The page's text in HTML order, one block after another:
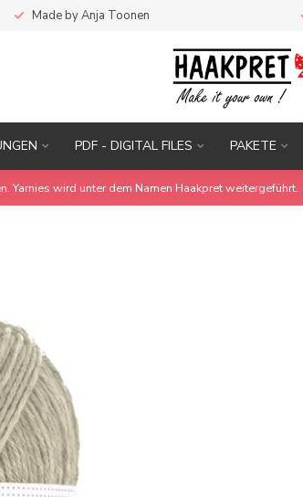
Made by Anja Toonen
PDF - DIGITAL FILES PAKETE
Yarnies wird unter dem Namen Haakpret weitergeführt.